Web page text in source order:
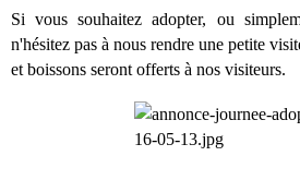
Si vous souhaitez adopter, ou
n'hésitez pas à nous rendre une petite
et boissons seront offerts à nos visiteurs.